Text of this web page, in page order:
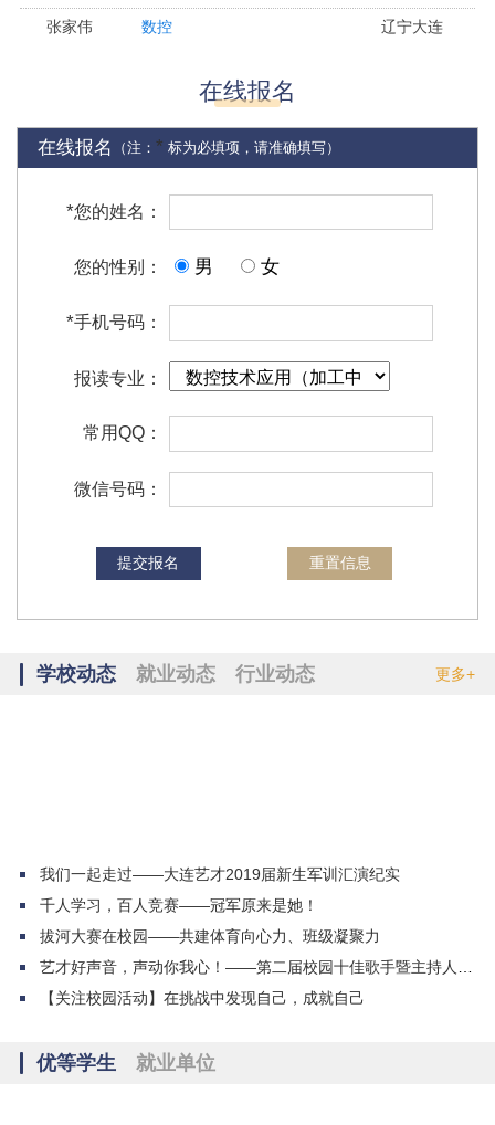
马子雯 幼儿教育 黑龙江鹤岗
计算机应用
王安平 汽修
吴越 电气自动化 内蒙古兴安盟
苏巧薇 休闲体育
谷欣怡 计算机应用
杨丰铭 计算机应用
于涛运 酒店管理 黑龙江大兴安岭
姚易峰 汽修
焦海 物流
汽修
初佳悦 护理 吉林农安
在线报名
在线报名 （注： * 标为必填项，请准确填写）
*您的姓名：
您的性别： 男 女
*手机号码：
报读专业：
常用QQ：
微信号码：
学校动态 就业动态 行业动态 更多+
我们一起走过——大连艺才2019届新生军训汇演纪实
千人学习，百人竞赛——冠军原来是她！
拔河大赛在校园——共建体育向心力、班级凝聚力
艺才好声音，声动你我心！——第二届校园十佳歌手暨主持人大赛圆满落幕！
【关注校园活动】在挑战中发现自己，成就自己
优等学生 就业单位